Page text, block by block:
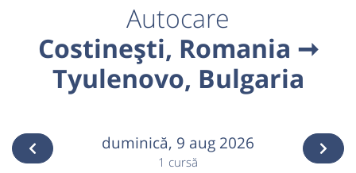
Autocare
Costinești, Romania ➞
Tyulenovo, Bulgaria
duminică, 9 aug 2026
1 cursă